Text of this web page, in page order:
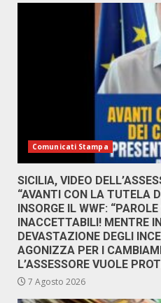
Comunicati Stampa
SICILIA, VIDEO
“AVANTI CON LA TUTELA
INSORGE IL WWF:
INACCETTABILI! MENTRE
DEVASTAZIONE DEGLI
AGONIZZA PER I
L’ASSESSORE VUOLE
7 Agosto 2026